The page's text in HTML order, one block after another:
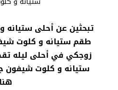
تبحثين عن أحلى
طقم ستيانه و كلوت
زوجكي في أحلى ليله
ستيانه و كلوت شيفون
هنا